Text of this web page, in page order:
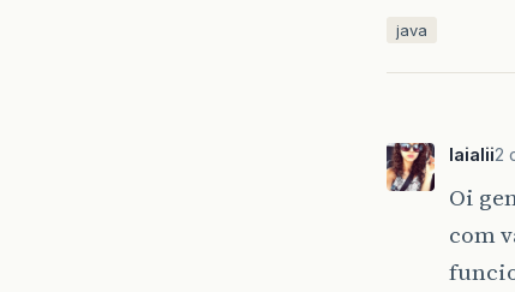
java
laialii2
Oi
com